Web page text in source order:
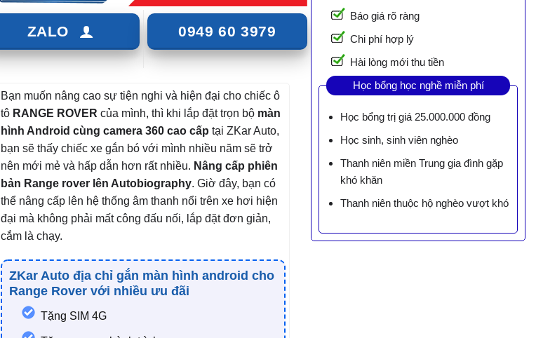
ZALO 0949 60 3979
Bạn muốn nâng cao sự tiện nghi và hiện đại cho chiếc ô
tô RANGE ROVER của mình, thì khi lắp đặt trọn bộ màn
hình Android cùng camera 360 cao cấp tại ZKar Auto,
bạn sẽ thấy chiếc xe gắn bó với mình nhiều năm sẽ trở
nên mới mẻ và hấp dẫn hơn rất nhiều. Nâng cấp phiên
bản Range rover lên Autobiography. Giờ đây, bạn có
thể nâng cấp lên hệ thống âm thanh nổi trên xe hơi hiện
đại mà không phải mất công đấu nối, lắp đặt đơn giản,
cắm là chạy.
ZKar Auto địa chỉ gắn màn hình android cho
Range Rover với nhiều ưu đãi
Tặng SIM 4G
Báo giá rõ ràng
Chi phí hợp lý
Hài lòng mới thu tiền
Học bổng học nghề miễn phí
Học bổng trị giá 25.000.000 đồng
Học sinh, sinh viên nghèo
Thanh niên miền Trung gia đình gặp
khó khăn
Thanh niên thuộc hộ nghèo vượt khó